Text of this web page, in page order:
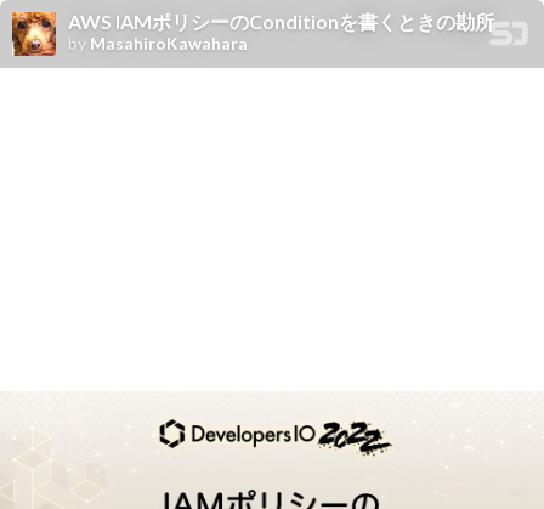
AWS IAMポリシーのConditionを書くときの勘所
by MasahiroKawahara